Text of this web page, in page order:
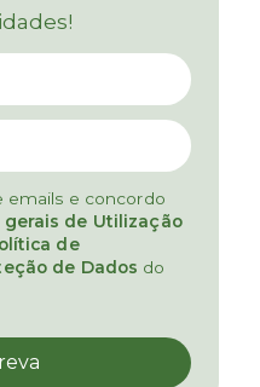
emails e concordo
gerais de Utilização
de
de Dados do